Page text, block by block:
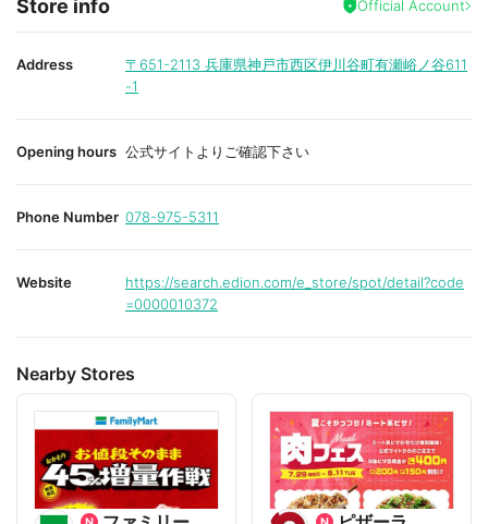
i
t
Store info Official Account
Address 〒651-2113 兵庫県神戸市西区伊川谷町有瀬峪ノ谷611
-1
Opening hours 公式サイトよりご確認下さい
Phone Number 078-975-5311
Website
https://search.edion.com/e_store/spot/detail?code
=0000010372
Nearby Stores